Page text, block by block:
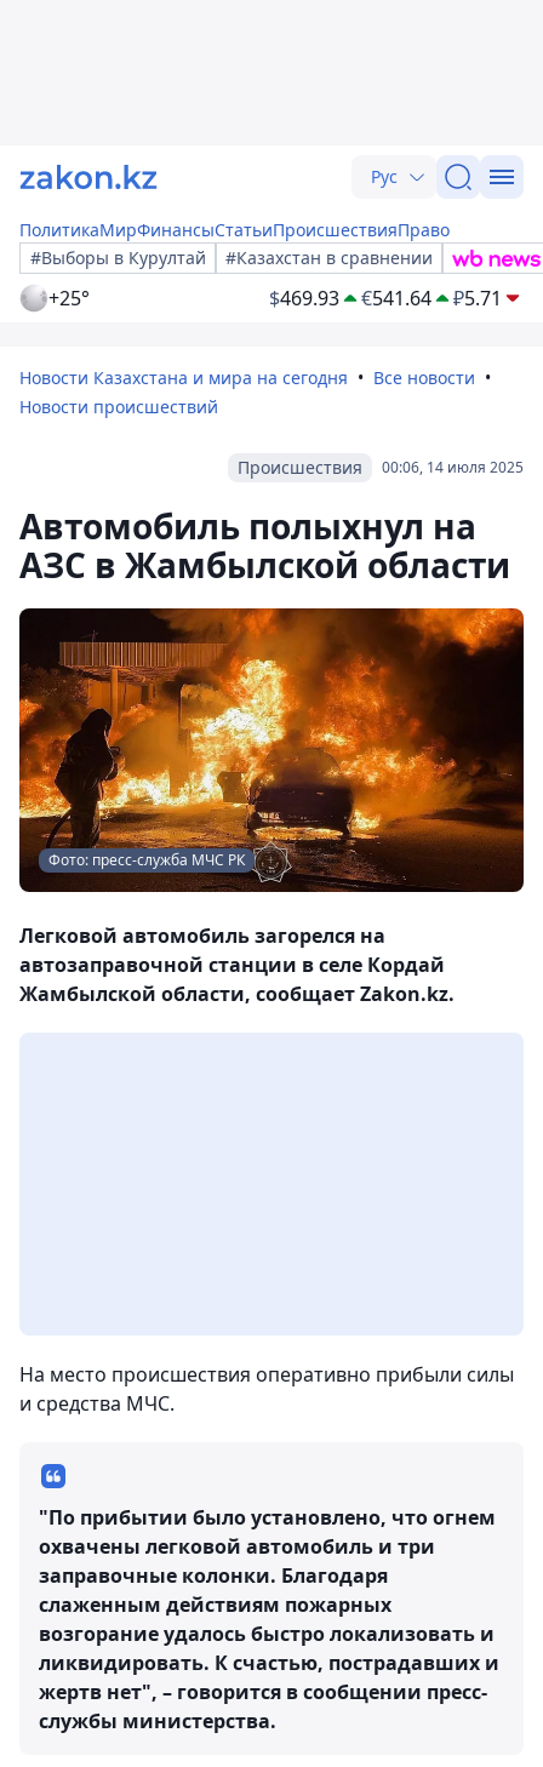
Рус
ПолитикаМирФинансыСтатьиПроисшествияПраво
#Выборы в Курултай
#Казахстан в сравнении
+25° $469.93 €541.64 ₽5.71
Новости Казахстана и мира на сегодня
Все новости
Новости происшествий
00:06, 14 июля 2025
Происшествия
Автомобиль полыхнул на
АЗС в Жамбылской области
Фото: пресс-служба МЧС РК
Легковой автомобиль загорелся на
автозаправочной станции в селе Кордай
Жамбылской области, сообщает Zakon.kz.
На место происшествия оперативно прибыли силы
и средства МЧС.
"По прибытии было установлено, что огнем
охвачены легковой автомобиль и три
заправочные колонки. Благодаря
слаженным действиям пожарных
возгорание удалось быстро локализовать и
ликвидировать. К счастью, пострадавших и
жертв нет", – говорится в сообщении пресс-
службы министерства.